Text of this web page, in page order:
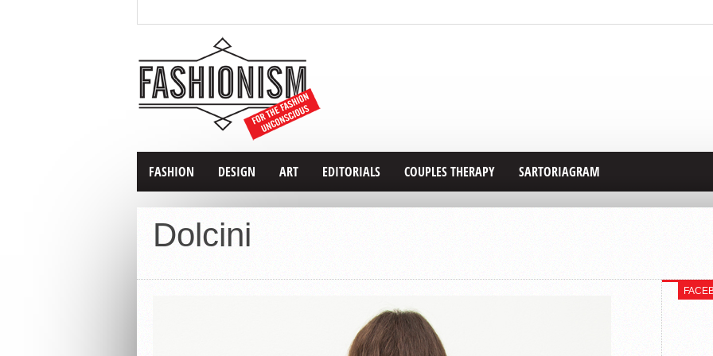
FASHION DESIGN ART EDITORIALS COUPLES THERAPY SARTORIAGRAM
Dolcini